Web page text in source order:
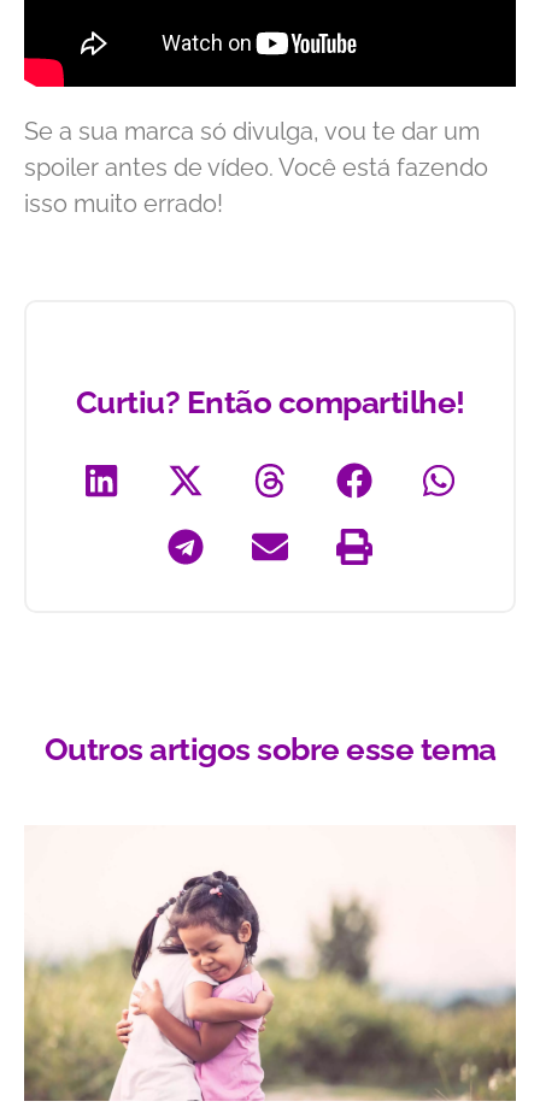
Se a sua marca só divulga, vou te dar um
spoiler antes de vídeo. Você está fazendo
isso muito errado!
Curtiu? Então compartilhe!
Outros artigos sobre esse tema